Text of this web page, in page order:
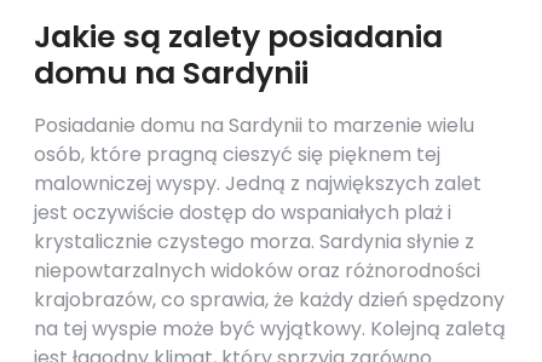
Jakie są zalety posiadania
domu na Sardynii
Posiadanie domu na Sardynii to marzenie wielu
osób, które pragną cieszyć się pięknem tej
malowniczej wyspy. Jedną z największych zalet
jest oczywiście dostęp do wspaniałych plaż i
krystalicznie czystego morza. Sardynia słynie z
niepowtarzalnych widoków oraz różnorodności
krajobrazów, co sprawia, że każdy dzień spędzony
na tej wyspie może być wyjątkowy. Kolejną zaletą